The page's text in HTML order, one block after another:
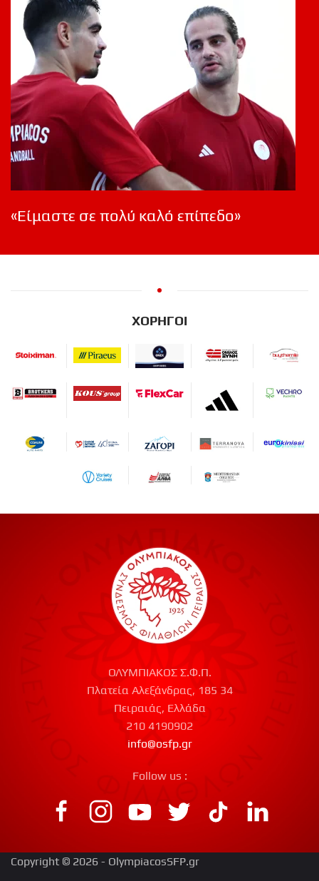
«Είμαστε σε πολύ καλό επίπεδο»
ΧΟΡΗΓΟΙ
ΟΛΥΜΠΙΑΚΟΣ Σ.Φ.Π.
Πλατεία Αλεξάνδρας, 185 34
Πειραιάς, Ελλάδα
210 4190902
info@osfp.gr
Follow us :
Copyright © 2026 - OlympiacosSFP.gr